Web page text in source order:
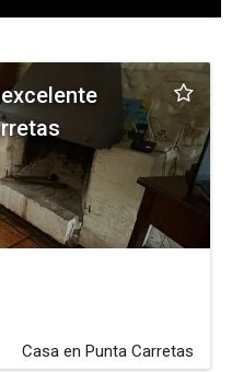
Casa en Punta Carretas